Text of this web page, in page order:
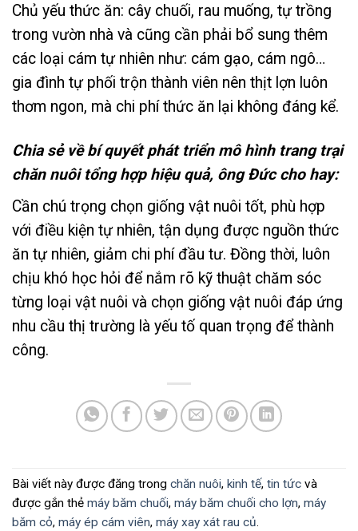
Chủ yếu thức ăn: cây chuối, rau muống, tự trồng
trong vườn nhà và cũng cần phải bổ sung thêm
các loại cám tự nhiên như: cám gạo, cám ngô…
gia đình tự phối trộn thành viên nên thịt lợn luôn
thơm ngon, mà chi phí thức ăn lại không đáng kể.
Chia sẻ về bí quyết phát triển mô hình trang trại
chăn nuôi tổng hợp hiệu quả, ông Đức cho hay:
Cần chú trọng chọn giống vật nuôi tốt, phù hợp
với điều kiện tự nhiên, tận dụng được nguồn thức
ăn tự nhiên, giảm chi phí đầu tư. Đồng thời, luôn
chịu khó học hỏi để nắm rõ kỹ thuật chăm sóc
từng loại vật nuôi và chọn giống vật nuôi đáp ứng
nhu cầu thị trường là yếu tố quan trọng để thành
công.
Bài viết này được đăng trong chăn nuôi, kinh tế, tin tức và
được gắn thẻ máy băm chuối, máy băm chuối cho lợn, máy
băm cỏ, máy ép cám viên, máy xay xát rau củ.